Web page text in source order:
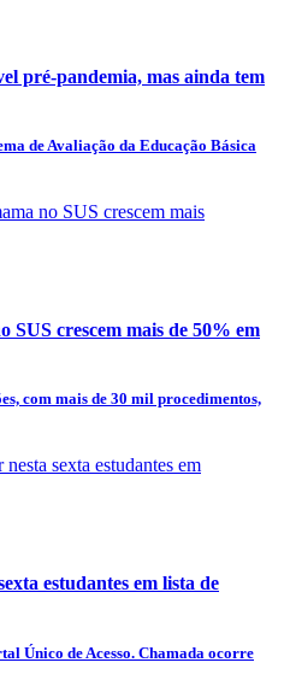
pré-pandemia, mas ainda tem
de Avaliação da Educação Básica
SUS crescem mais de 50% em
com mais de 30 mil procedimentos,
estudantes em lista de
Único de Acesso. Chamada ocorre